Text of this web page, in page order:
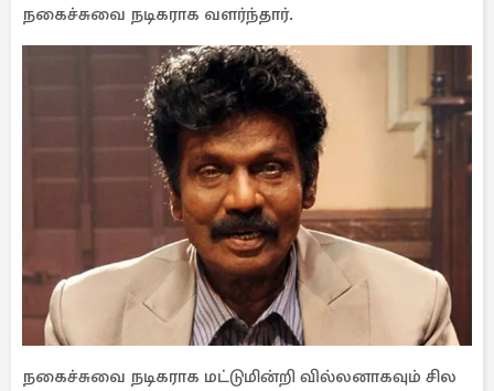
நகைச்சுவை நடிகராக வளர்ந்தார்.
நகைச்சுவை நடிகராக மட்டுமின்றி வில்லனாகவும் சில